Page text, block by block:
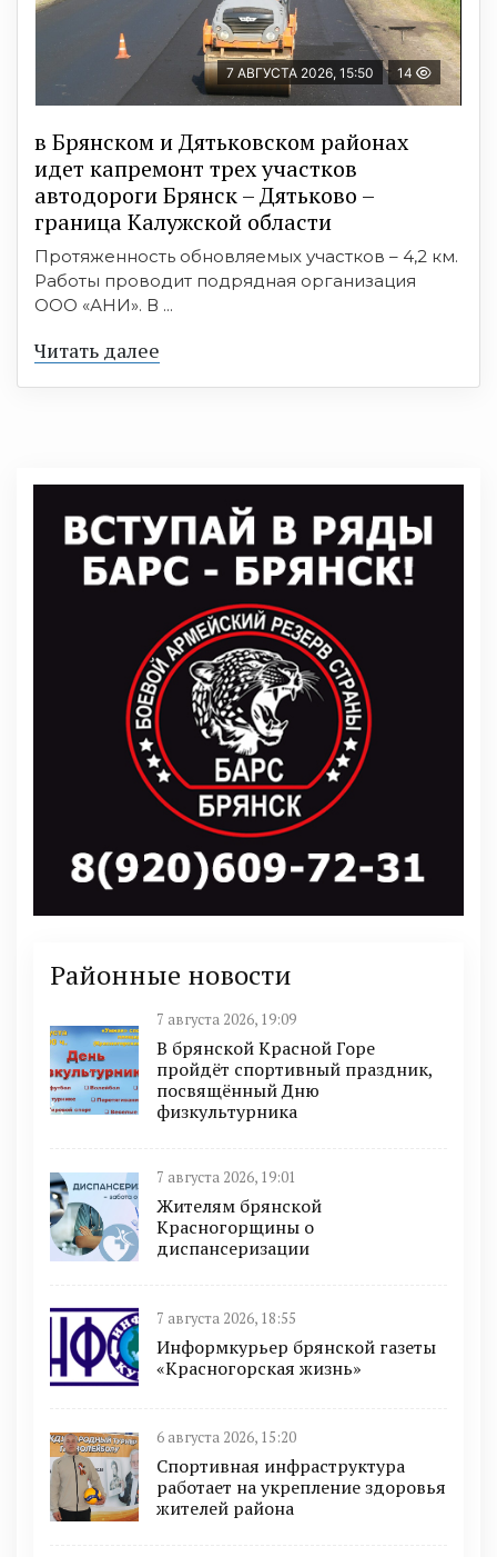
7 АВГУСТА 2026, 15:50 14
в Брянском и Дятьковском районах
идет капремонт трех участков
автодороги Брянск – Дятьково –
граница Калужской области
Протяженность обновляемых участков – 4,2 км.
Работы проводит подрядная организация
ООО «АНИ». В ...
Читать далее
Районные новости
7 августа 2026, 19:09
В брянской Красной Горе
пройдёт спортивный праздник,
посвящённый Дню
физкультурника
7 августа 2026, 19:01
Жителям брянской
Красногорщины о
диспансеризации
7 августа 2026, 18:55
Информкурьер брянской газеты
«Красногорская жизнь»
6 августа 2026, 15:20
Спортивная инфраструктура
работает на укрепление здоровья
жителей района